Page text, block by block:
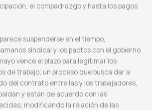
el compadrazgo y hasta los pagos
suspenderse en el tiempo,
sindical y los pactos con el gobierno
vence el plazo para legitimar los
de trabajo; un proceso que busca dar a
del contrato entre las y los trabajadores,
y están de acuerdo con las
modificando la relación de las